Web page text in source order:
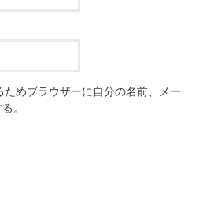
めブラウザーに自分の名前、メー
。